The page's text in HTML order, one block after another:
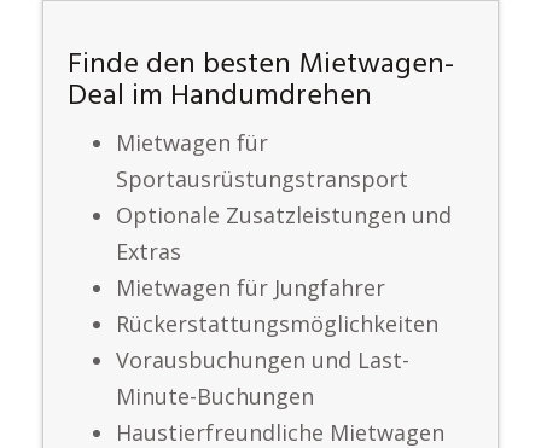
Finde den besten Mietwagen-
Deal im Handumdrehen
Mietwagen für
Sportausrüstungstransport
Optionale Zusatzleistungen und
Extras
Mietwagen für Jungfahrer
Rückerstattungsmöglichkeiten
Vorausbuchungen und Last-
Minute-Buchungen
Haustierfreundliche Mietwagen